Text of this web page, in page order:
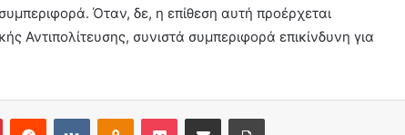
Όταν, δε, η επίθεση αυτή προέρχεται
Αντιπολίτευσης, συνιστά συμπεριφορά επικίνδυνη για
PinterestReddit VKontakteOdnoklassniki
Pocket Share via Email Print